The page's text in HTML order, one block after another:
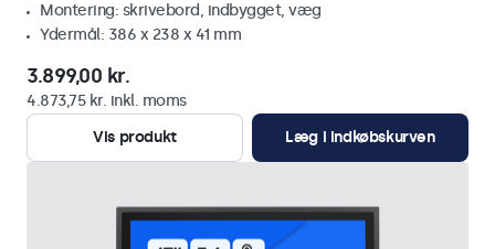
Montering: skrivebord, indbygget, væg
Ydermål: 386 x 238 x 41 mm
3.899,00 kr.
4.873,75 kr. inkl. moms
Vis produkt
Læg i indkøbskurven